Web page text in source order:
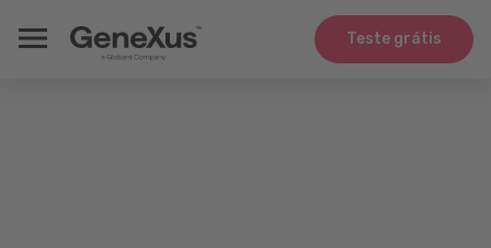
Teste grátis